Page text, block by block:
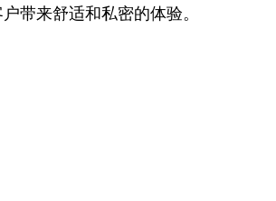
带来舒适和私密的体验。